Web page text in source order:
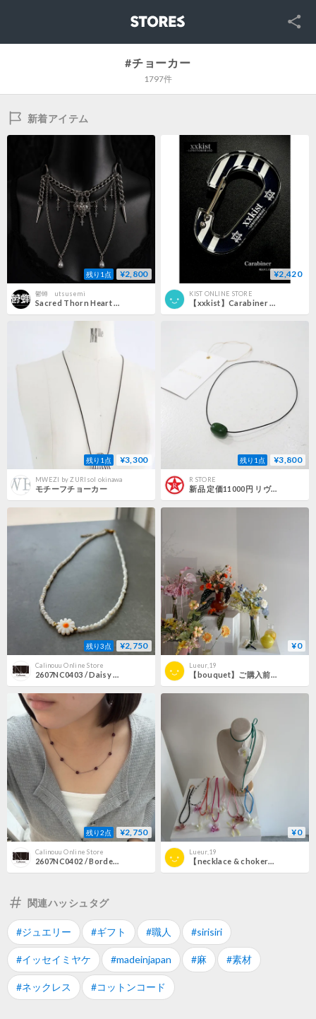
SNS
#チョーカー
1797件
新着アイテム
残り1点 ¥2,800
鬱蝉 utsusemi
Sacred Thorn Heart Choker ― 聖棘の心臓 ―
¥2,420
KIST ONLINE STORE
【xxkist】Carabiner (K-2608CB)
残り1点 ¥3,300
MWEZI by ZURIsol okinawa
モチーフチョーカー
残り1点 ¥3,800
R STORE
新品 定価11000円 リヴドロワ モン 緑 天然石 ショート ネックレス グリーン ブラック 黒 シルバー925 レディース
残り3点 ¥2,750
Calinouu Online Store
2607NC0403 / Daisy white beads Necklace（White）
¥0
Lueur,19
【bouquet】ご購入前にご確認くださいませ
残り2点 ¥2,750
Calinouu Online Store
2607NC0402 / Bordeaux cut beads Necklace（Silver/Bordeaux）
¥0
Lueur,19
関連ハッシュタグ
#ジュエリー #ギフト #職人 #sirisiri
#イッセイミヤケ #madeinjapan #麻 #素材
#ネックレス #コットンコード